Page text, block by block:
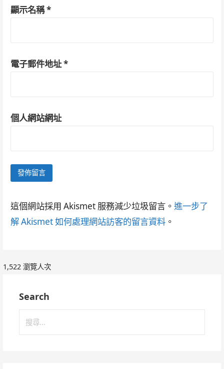
顯示名稱*
電子郵件地址*
個人網站網址
這個網站採用 Akismet 服務減少垃圾留言。 進一步了
解 Akismet 如何處理網站訪客的留言資料。
1,522 瀏覽人次
Search